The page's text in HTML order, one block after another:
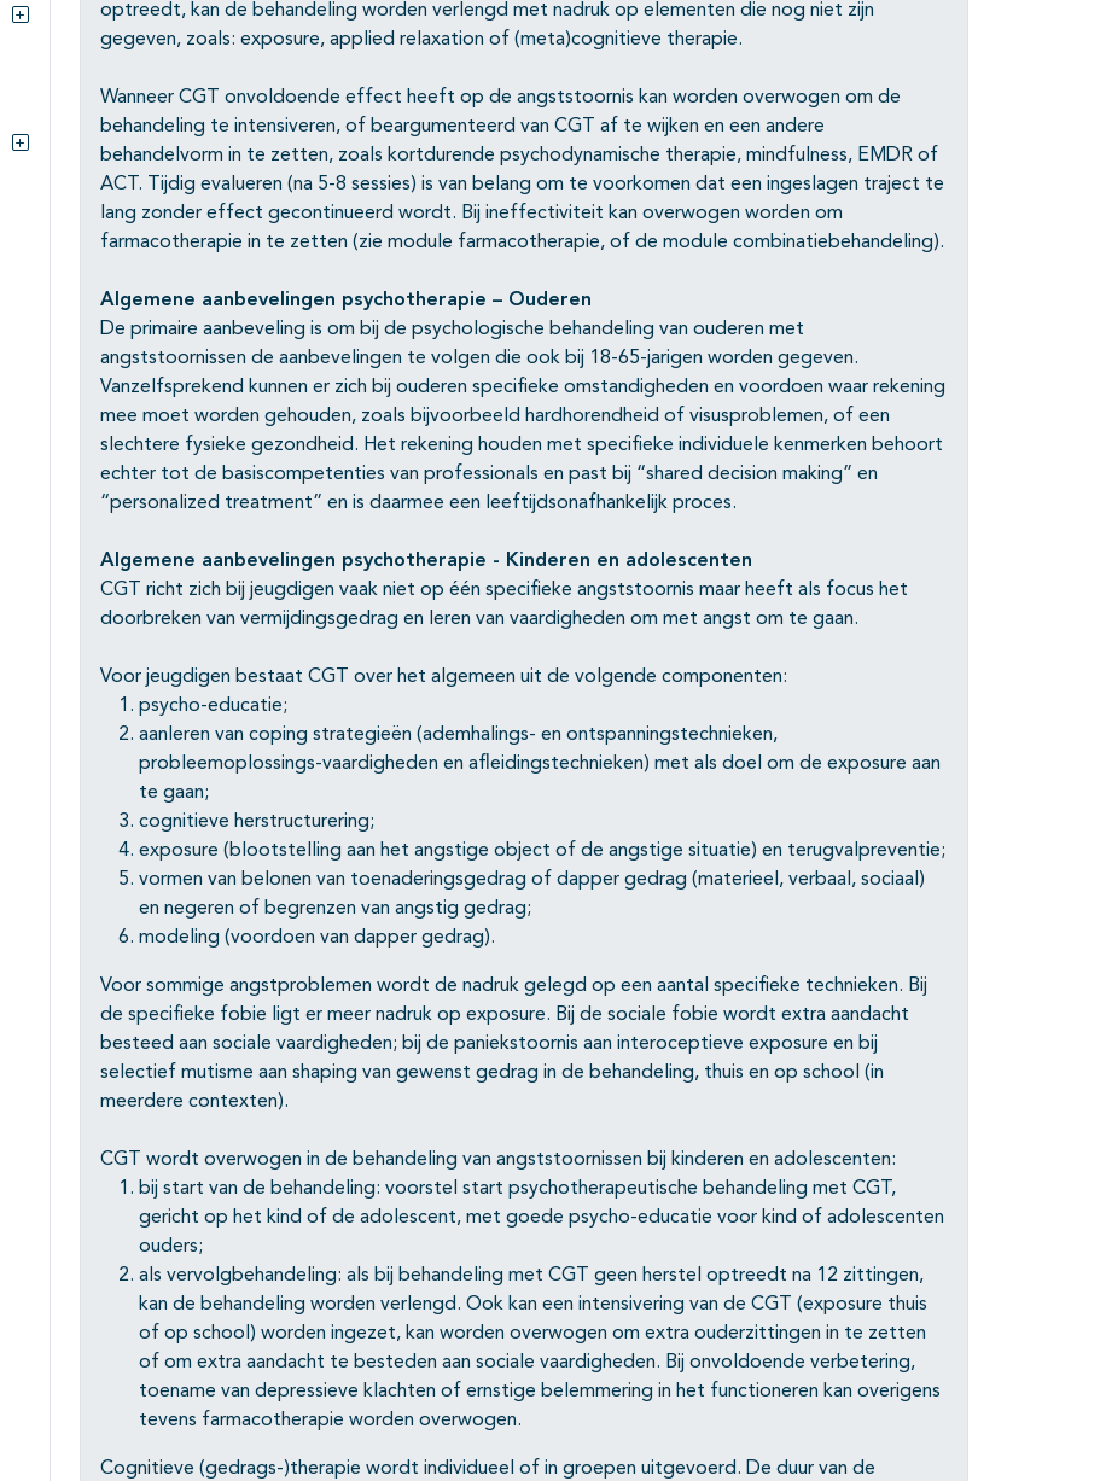
Subpagina's open- en dichtklappen
Subpagina's open- en dichtklappen
optreedt, kan de behandeling worden verlengd met nadruk op elementen die nog niet zijn
gegeven, zoals: exposure, applied relaxation of (meta)cognitieve therapie.
Wanneer CGT onvoldoende effect heeft op de angststoornis kan worden overwogen om de
behandeling te intensiveren, of beargumenteerd van CGT af te wijken en een andere
behandelvorm in te zetten, zoals kortdurende psychodynamische therapie, mindfulness, EMDR of
ACT. Tijdig evalueren (na 5-8 sessies) is van belang om te voorkomen dat een ingeslagen traject te
lang zonder effect gecontinueerd wordt. Bij ineffectiviteit kan overwogen worden om
farmacotherapie in te zetten (zie module farmacotherapie, of de module combinatiebehandeling).
Algemene aanbevelingen psychotherapie – Ouderen
De primaire aanbeveling is om bij de psychologische behandeling van ouderen met
angststoornissen de aanbevelingen te volgen die ook bij 18-65-jarigen worden gegeven.
Vanzelfsprekend kunnen er zich bij ouderen specifieke omstandigheden en voordoen waar rekening
mee moet worden gehouden, zoals bijvoorbeeld hardhorendheid of visusproblemen, of een
slechtere fysieke gezondheid. Het rekening houden met specifieke individuele kenmerken behoort
echter tot de basiscompetenties van professionals en past bij “shared decision making” en
“personalized treatment” en is daarmee een leeftijdsonafhankelijk proces.
Algemene aanbevelingen psychotherapie - Kinderen en adolescenten
CGT richt zich bij jeugdigen vaak niet op één specifieke angststoornis maar heeft als focus het
doorbreken van vermijdingsgedrag en leren van vaardigheden om met angst om te gaan.
Voor jeugdigen bestaat CGT over het algemeen uit de volgende componenten:
psycho-educatie;
aanleren van coping strategieën (ademhalings- en ontspanningstechnieken,
probleemoplossings-vaardigheden en afleidingstechnieken) met als doel om de exposure aan
te gaan;
cognitieve herstructurering;
exposure (blootstelling aan het angstige object of de angstige situatie) en terugvalpreventie;
vormen van belonen van toenaderingsgedrag of dapper gedrag (materieel, verbaal, sociaal)
en negeren of begrenzen van angstig gedrag;
modeling (voordoen van dapper gedrag).
Voor sommige angstproblemen wordt de nadruk gelegd op een aantal specifieke technieken. Bij
de specifieke fobie ligt er meer nadruk op exposure. Bij de sociale fobie wordt extra aandacht
besteed aan sociale vaardigheden; bij de paniekstoornis aan interoceptieve exposure en bij
selectief mutisme aan shaping van gewenst gedrag in de behandeling, thuis en op school (in
meerdere contexten).
CGT wordt overwogen in de behandeling van angststoornissen bij kinderen en adolescenten:
bij start van de behandeling: voorstel start psychotherapeutische behandeling met CGT,
gericht op het kind of de adolescent, met goede psycho-educatie voor kind of adolescenten
ouders;
als vervolgbehandeling: als bij behandeling met CGT geen herstel optreedt na 12 zittingen,
kan de behandeling worden verlengd. Ook kan een intensivering van de CGT (exposure thuis
of op school) worden ingezet, kan worden overwogen om extra ouderzittingen in te zetten
of om extra aandacht te besteden aan sociale vaardigheden. Bij onvoldoende verbetering,
toename van depressieve klachten of ernstige belemmering in het functioneren kan overigens
tevens farmacotherapie worden overwogen.
Cognitieve (gedrags-)therapie wordt individueel of in groepen uitgevoerd. De duur van de